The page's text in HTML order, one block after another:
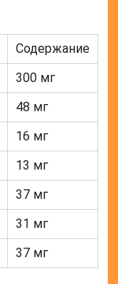
Содержание
300 мг
48 мг
16 мг
13 мг
37 мг
31 мг
37 мг